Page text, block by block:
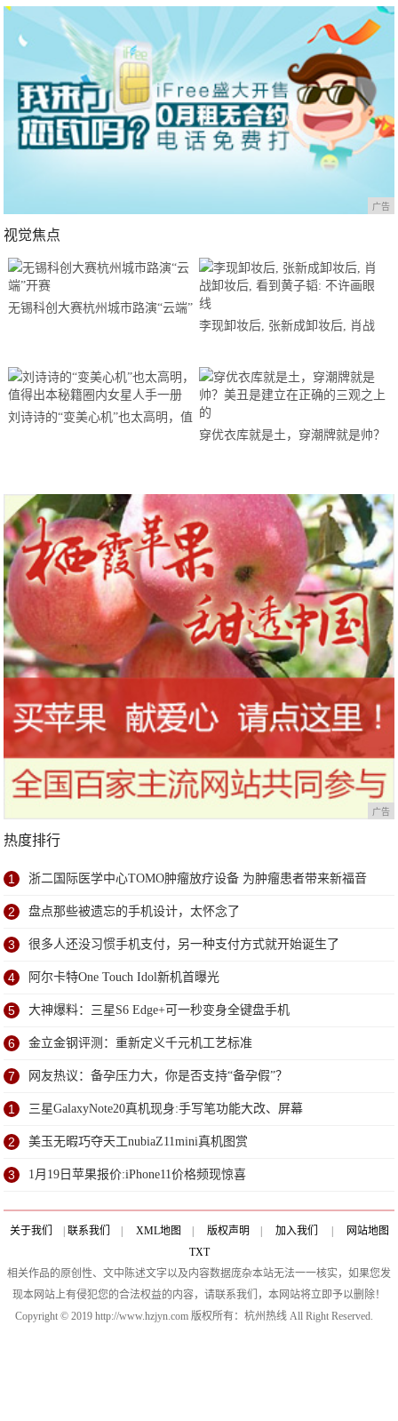
广告
视觉焦点
无锡科创大赛杭州城市路演“云端”
李现卸妆后, 张新成卸妆后, 肖战
刘诗诗的“变美心机”也太高明，值
穿优衣库就是土，穿潮牌就是帅？
广告
热度排行
1 浙二国际医学中心TOMO肿瘤放疗设备 为肿瘤患者带来新福音
2 盘点那些被遗忘的手机设计，太怀念了
3 很多人还没习惯手机支付，另一种支付方式就开始诞生了
4 阿尔卡特One Touch Idol新机首曝光
5 大神爆料：三星S6 Edge+可一秒变身全键盘手机
6 金立金钢评测：重新定义千元机工艺标准
7 网友热议：备孕压力大，你是否支持“备孕假”？
1 三星GalaxyNote20真机现身:手写笔功能大改、屏幕
2 美玉无暇巧夺天工nubiaZ11mini真机图赏
3 1月19日苹果报价:iPhone11价格频现惊喜
关于我们 联系我们 XML地图 版权声明 加入我们
网站地图
TXT
相关作品的原创性、文中陈述文字以及内容数据庞杂本站无法一一核实，如果您发
现本网站上有侵犯您的合法权益的内容，请联系我们，本网站将立即予以删除！
Copyright © 2019 http://www.hzjyn.com 版权所有：杭州热线 All Right Reserved.